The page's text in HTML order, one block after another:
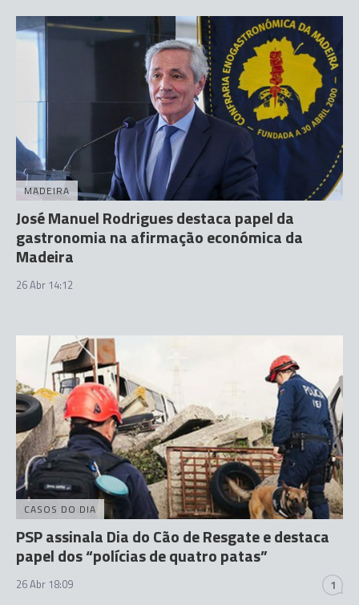
MADEIRA
José Manuel Rodrigues destaca papel da
gastronomia na afirmação económica da
Madeira
26 Abr 14:12
CASOS DO DIA
PSP assinala Dia do Cão de Resgate e destaca
papel dos “polícias de quatro patas”
26 Abr 18:09 1